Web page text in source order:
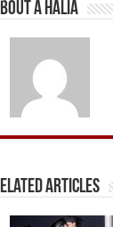
A Halia
Articles